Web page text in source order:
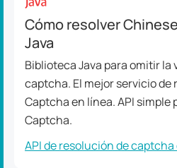
Cómo resolver
Java
Biblioteca Java para omitir
captcha. El mejor servicio
Captcha en línea. API simple
Captcha.
API de resolución de captcha